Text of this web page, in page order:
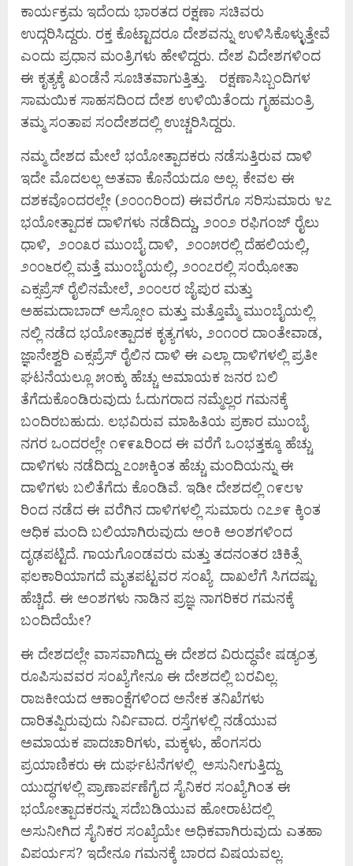
ಕಾರ್ಯಕ್ರಮ ಇದೆಂದು ಭಾರತದ ರಕ್ಷಣಾ ಸಚಿವರು
ಉದ್ಗರಿಸಿದ್ದರು. ರಕ್ತ ಕೊಟ್ಟಾದರೂ ದೇಶವನ್ನು ಉಳಿಸಿಕೊಳ್ಳುತ್ತೇವೆ
ಎಂದು ಪ್ರಧಾನ ಮಂತ್ರಿಗಳು ಹೇಳಿದ್ದರು. ದೇಶ ವಿದೇಶಗಳಿಂದ
ಈ ಕೃತ್ಯಕ್ಕೆ ಖಂಡೆನೆ ಸೂಚಿತವಾಗುತ್ತಿತ್ತು. ರಕ್ಷಣಾಸಿಬ್ಬಂದಿಗಳ
ಸಾಮಯಿಕ ಸಾಹಸದಿಂದ ದೇಶ ಉಳಿಯಿತೆಂದು ಗೃಹಮಂತ್ರಿ
ತಮ್ಮ ಸಂತಾಪ ಸಂದೇಶದಲ್ಲಿ ಉಚ್ಚರಿಸಿದ್ದರು.
ನಮ್ಮ ದೇಶದ ಮೇಲೆ ಭಯೋತ್ಪಾದಕರು ನಡೆಸುತ್ತಿರುವ ದಾಳಿ
ಇದೇ ಮೊದಲಲ್ಲ ಅತವಾ ಕೊನೆಯದೂ ಅಲ್ಲ. ಕೇವಲ ಈ
ದಶಕವೊಂದರಲ್ಲೇ (೨೦೦೧ರಿಂದ) ಈವರೆಗೂ ಸರಿಸುಮಾರು ೪೭
ಭಯೋತ್ಪಾದಕ ದಾಳಿಗಳು ನಡೆದಿದ್ದು, ೨೦೦೨ ರಫಿಗಂಜ್ ರೈಲು
ಧಾಳಿ, ೨೦೦೩ರ ಮುಂಬೈ ದಾಳಿ, ೨೦೦೫ರಲ್ಲಿ ದೆಹಲಿಯಲ್ಲಿ,
೨೦೦೬ರಲ್ಲಿ ಮತ್ತೆ ಮುಂಬೈಯಲ್ಲಿ, ೨೦೦೭ರಲ್ಲಿ ಸಂಝೋತಾ
ಎಕ್ಸಪ್ರೆಸ್ ರೈಲಿನಮೇಲೆ, ೨೦೦೮ರ ಜೈಪುರ ಮತ್ತು
ಅಹಮದಾಬಾದ್ ಅಸ್ಸೋಂ ಮತ್ತು ಮತ್ತೊಮ್ಮೆ ಮುಂಬೈಯಲ್ಲಿ
ನಲ್ಲಿ ನಡೆದ ಭಯೋತ್ಪಾದಕ ಕೃತ್ಯಗಳು, ೨೦೧೦ರ ದಾಂತೇವಾಡ,
ಜ್ಞಾನೇಶ್ವರಿ ಎಕ್ಸಪ್ರೆಸ್ ರೈಲಿನ ದಾಳಿ ಈ ಎಲ್ಲಾ ದಾಳಿಗಳಲ್ಲಿ ಪ್ರತೀ
ಘಟನೆಯಲ್ಲೂ ೫೦ಕ್ಕು ಹೆಚ್ಚು ಅಮಾಯಕ ಜನರ ಬಲಿ
ತೆಗೆದುಕೊಂಡಿರುವುದು ಓದುಗರಾದ ನಮ್ಮೆಲ್ಲರ ಗಮನಕ್ಕೆ
ಬಂದಿರಬಹುದು. ಲಭವಿರುವ ಮಾಹಿತಿಯ ಪ್ರಕಾರ ಮುಂಬೈ
ನಗರ ಒಂದರಲ್ಲೇ ೧೯೯೩ರಿಂದ ಈ ವರೆಗೆ ಒಂಭತ್ತಕ್ಕೂ ಹೆಚ್ಚು
ದಾಳಿಗಳು ನಡೆದಿದ್ದು ೭೦೫ಕ್ಕಿಂತ ಹೆಚ್ಚು ಮಂದಿಯನ್ನು ಈ
ದಾಳಿಗಳು ಬಲಿತೆಗೆದು ಕೊಂಡಿವೆ. ಇಡೀ ದೇಶದಲ್ಲಿ ೧೯೮೪
ರಿಂದ ನಡೆದ ಈ ವರೆಗಿನ ದಾಳಿಗಳಲ್ಲಿ ಸುಮಾರು ೧೭೨೯ ಕ್ಕಿಂತ
ಆಧಿಕ ಮಂದಿ ಬಲಿಯಾಗಿರುವುದು ಅಂಕಿ ಅಂಶಗಳಿಂದ
ದೃಢಪಟ್ಟಿದೆ. ಗಾಯಗೊಂಡವರು ಮತ್ತು ತದನಂತರ ಚಿಕಿತ್ಸೆ
ಫಲಕಾರಿಯಾಗದೆ ಮೃತಪಟ್ಟವರ ಸಂಖ್ಯೆ ದಾಖಲೆಗೆ ಸಿಗದಷ್ಟು
ಹೆಚ್ಚಿದೆ. ಈ ಅಂಶಗಳು ನಾಡಿನ ಪ್ರಜ್ಞ ನಾಗರಿಕರ ಗಮನಕ್ಕೆ
ಬಂದಿದೆಯೇ?
ಈ ದೇಶದಲ್ಲೇ ವಾಸವಾಗಿದ್ದು ಈ ದೇಶದ ವಿರುದ್ಧವೇ ಷಡ್ಯಂತ್ರ
ರೂಪಿಸುವವರ ಸಂಖ್ಯೆಗೇನೂ ಈ ದೇಶದಲ್ಲಿ ಬರವಿಲ್ಲ.
ರಾಜಕೀಯದ ಆಕಾಂಕ್ಷೆಗಳಿಂದ ಅನೇಕ ತನಿಖೆಗಳು
ದಾರಿತಪ್ಪಿರುವುದು ನಿರ್ವಿವಾದ. ರಸ್ತೆಗಳಲ್ಲಿ ನಡೆಯುವ
ಅಮಾಯಕ ಪಾದಚಾರಿಗಳು, ಮಕ್ಕಳು, ಹೆಂಗಸರು
ಪ್ರಯಾಣಿಕರು ಈ ದುರ್ಘಟನೆಗಳಲ್ಲಿ ಅಸುನೀಗುತ್ತಿದ್ದು
ಯುದ್ಧಗಳಲ್ಲಿ ಪ್ರಾಣಾರ್ಪಣೆಗೈದ ಸೈನಿಕರ ಸಂಖ್ಯೆಗಿಂತ ಈ
ಭಯೋತ್ಪಾದಕರನ್ನು ಸದೆಬಡಿಯುವ ಹೋರಾಟದಲ್ಲಿ
ಅಸುನೀಗಿದ ಸೈನಿಕರ ಸಂಖ್ಯೆಯೇ ಅಧಿಕವಾಗಿರುವುದು ಎತಹಾ
ವಿಪರ್ಯಸ? ಇದೇನೂ ಗಮನಕ್ಕೆ ಬಾರದ ವಿಷಯವಲ್ಲ.